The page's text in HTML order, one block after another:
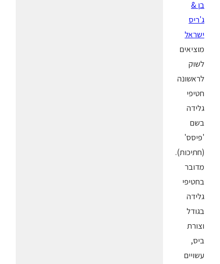
בן &
ג'ריס
ישראל
מוציאים
לשוק
לראשונה
חטיפי
גלידה
בשם
'פיסס'
(חתיכות).
מדובר
בחטיפי
גלידה
בגודל
וצורת
ביס,
עשויים